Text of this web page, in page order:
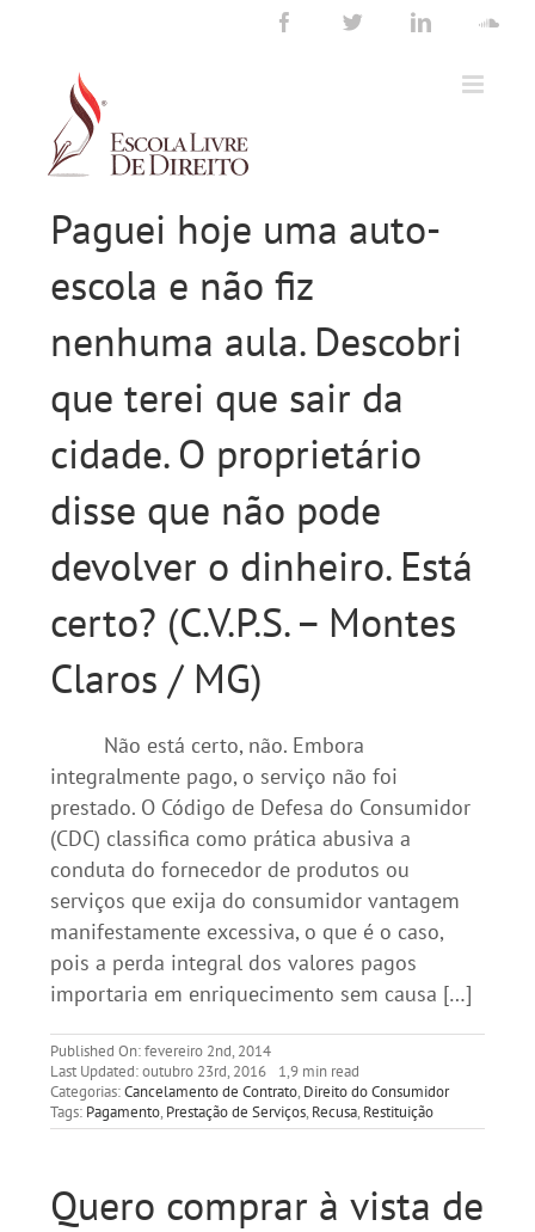
LinkedIn
Twitter
Facebook
Paguei hoje uma auto-
escola e não fiz
nenhuma aula. Descobri
que terei que sair da
cidade. O proprietário
disse que não pode
devolver o dinheiro. Está
certo? (C.V.P.S. – Montes
Claros / MG)
Não está certo, não. Embora
integralmente pago, o serviço não foi
prestado. O Código de Defesa do Consumidor
(CDC) classifica como prática abusiva a
conduta do fornecedor de produtos ou
serviços que exija do consumidor vantagem
manifestamente excessiva, o que é o caso,
pois a perda integral dos valores pagos
importaria em enriquecimento sem causa […]
Published On: fevereiro 2nd, 2014
Last Updated: outubro 23rd, 2016
1,9 min read
Categorias:Cancelamento de Contrato, Direito do Consumidor
Tags: Pagamento, Prestação de Serviços, Recusa, Restituição
Quero comprar à vista de